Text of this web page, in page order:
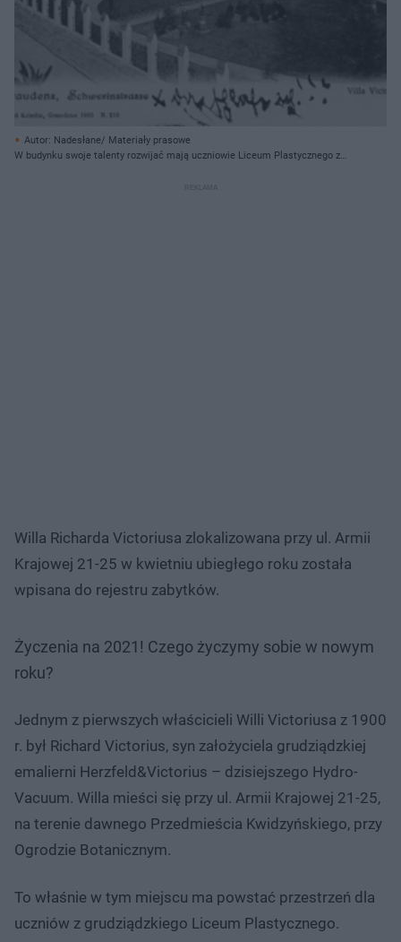
Autor: Nadesłane/ Materiały prasowe
W budynku swoje talenty rozwijać mają uczniowie Liceum Plastycznego z
Willa Richarda Victoriusa zlokalizowana przy ul. Armii
Krajowej 21-25 w kwietniu ubiegłego roku została
wpisana do rejestru zabytków.
Życzenia na 2021! Czego życzymy sobie w nowym
roku?
Jednym z pierwszych właścicieli Willi Victoriusa z 1900
r. był Richard Victorius, syn założyciela grudziądzkiej
emalierni Herzfeld&Victorius – dzisiejszego Hydro-
Vacuum. Willa mieści się przy ul. Armii Krajowej 21-25,
na terenie dawnego Przedmieścia Kwidzyńskiego, przy
Ogrodzie Botanicznym.
To właśnie w tym miejscu ma powstać przestrzeń dla
uczniów z grudziądzkiego Liceum Plastycznego.